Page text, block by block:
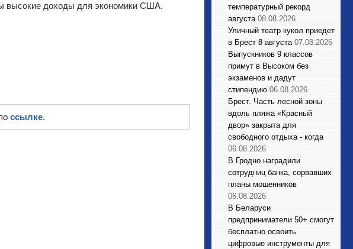
высокие доходы для экономики США.
ссылке.
температурный рекорд
августа 08.08.2026
Уличный театр кукол приедет
в Брест 8 августа 07.08.2026
Выпускников 9 классов
примут в Высоком без
экзаменов и дадут
стипендию 06.08.2026
Брест. Часть лесной зоны
вдоль пляжа «Красный
двор» закрыта для
свободного отдыха - когда
06.08.2026
В Гродно наградили
сотрудниц банка, сорвавших
планы мошенников
06.08.2026
В Беларуси
предприниматели 50+ смогут
бесплатно освоить
цифровые инструменты для